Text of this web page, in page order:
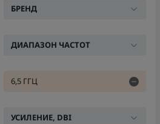
БРЕНД
ДИАПАЗОН ЧАСТОТ
6,5 ГГЦ
УСИЛЕНИЕ, DBI